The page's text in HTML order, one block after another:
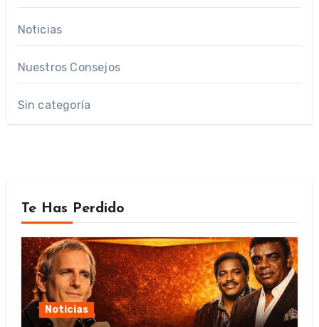
Noticias
Nuestros Consejos
Sin categoría
Te Has Perdido
Noticias